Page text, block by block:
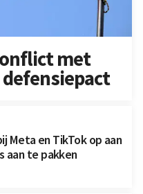
met
defensiepact
Meta en TikTok op aan
aan te pakken